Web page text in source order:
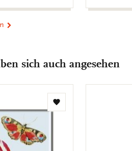
sich auch angesehen
Zur